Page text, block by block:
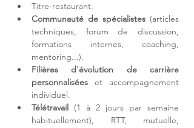
Titre-restaurant.
Communauté de spécialistes (articles
techniques, forum de discussion,
formations internes, coaching,
mentoring...).
Filières d'évolution de carrière
personnalisées et accompagnement
individuel.
Télétravail (1 à 2 jours par semaine
habituellement), RTT, mutuelle,